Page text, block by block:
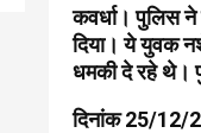
कवर्धा। पुलिस ने
दिया। ये युवक
धमकी दे रहे थे।
दिनांक 25/12/